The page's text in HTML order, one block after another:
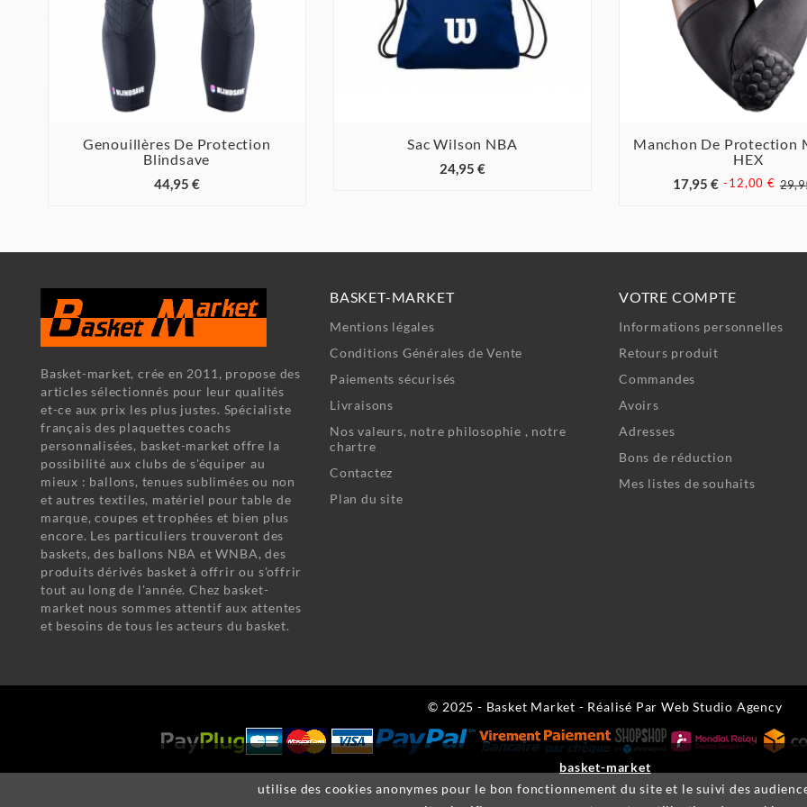
basket-market
utilise des cookies anonymes pour le bon fonctionnement du site et le suivi des

Genouillères De Protection
Blindsave
44,95 €
Sac Wilson NBA
24,95 € 
Manchon De Protection
HEX
17,95 € -12,00 €
Basket-market, crée en 2011, propose des
articles sélectionnés pour leur qualités
et-ce aux prix les plus justes. Spécialiste
français des plaquettes coachs
personnalisées, basket-market offre la
possibilité aux clubs de s'équiper au
mieux : ballons, tenues sublimées ou non
et autres textiles, matériel pour table de
marque, coupes et trophées et bien plus
encore. Les particuliers trouveront des
baskets, des ballons NBA et WNBA, des
produits dérivés basket à offrir ou s'offrir
tout au long de l'année. Chez basket-
market nous sommes attentif aux attentes
et besoins de tous les acteurs du basket.
BASKET-MARKET
Mentions légales
Conditions Générales de Vente
Paiements sécurisés
Livraisons
Nos valeurs, notre philosophie , notre
chartre
Contactez
Plan du site
VOTRE COMPTE
Informations personnelles
Retours produit
Commandes
Avoirs
Adresses
Bons de réduction
Mes listes de souhaits
© 2025 - Basket Market - Réalisé Par Web Studio Agency